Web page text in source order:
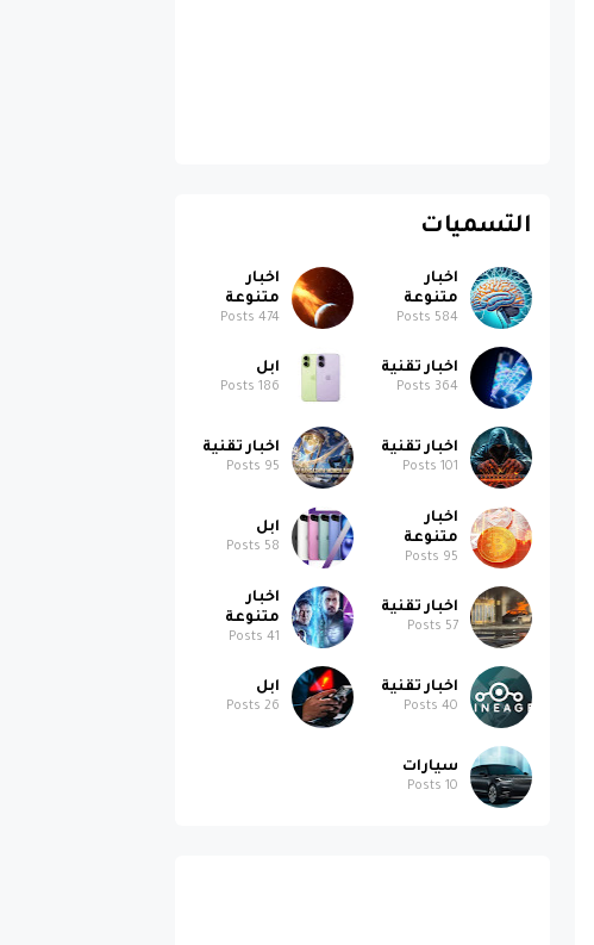
التسميات
اخبار
متنوعة
584
اخبار
متنوعة
474
اخبار تقنية
364
ابل
186
اخبار تقنية
101
اخبار تقنية
95
اخبار
متنوعة
95
ابل
58
اخبار تقنية
57
اخبار
متنوعة
41
اخبار تقنية
40
ابل
26
سيارات
10